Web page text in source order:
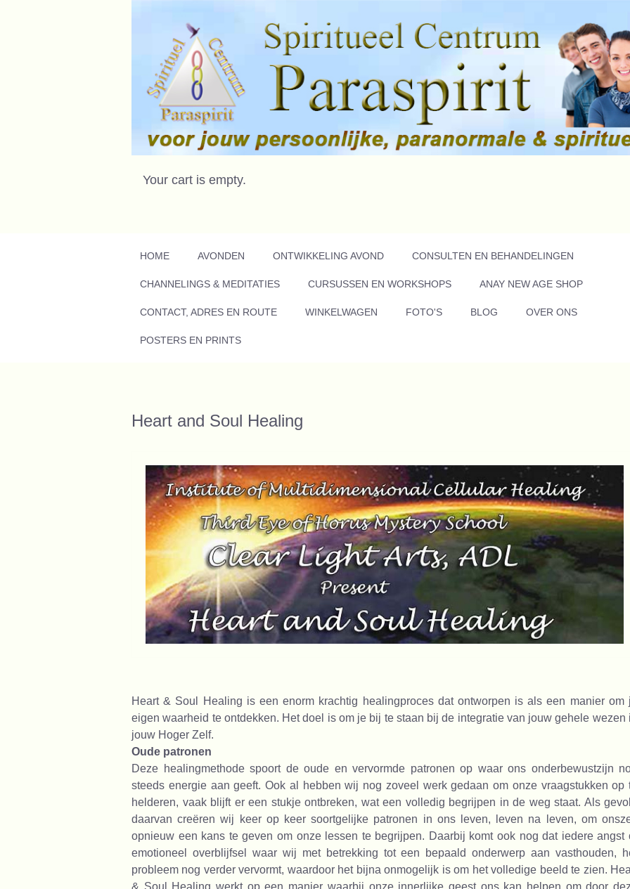
Your cart is empty.
HOME AVONDEN ONTWIKKELING AVOND CONSULTEN EN BEHANDELINGEN
CHANNELINGS & MEDITATIES CURSUSSEN EN WORKSHOPS ANAY NEW AGE SHOP
CONTACT, ADRES EN ROUTE WINKELWAGEN FOTO'S BLOG OVER ONS
POSTERS EN PRINTS
Heart and Soul Healing
Heart & Soul Healing is een enorm krachtig healingproces dat ontworpen is als een manier om
eigen waarheid te ontdekken. Het doel is om je bij te staan bij de integratie van jouw gehele wezen
jouw Hoger Zelf.
Oude patronen
Deze healingmethode spoort de oude en vervormde patronen op waar ons onderbewustzijn
steeds energie aan geeft. Ook al hebben wij nog zoveel werk gedaan om onze vraagstukken op
helderen, vaak blijft er een stukje ontbreken, wat een volledig begrijpen in de weg staat. Als
daarvan creëren wij keer op keer soortgelijke patronen in ons leven, leven na leven, om
opnieuw een kans te geven om onze lessen te begrijpen. Daarbij komt ook nog dat iedere angst
emotioneel overblijfsel waar wij met betrekking tot een bepaald onderwerp aan vasthouden,
probleem nog verder vervormt, waardoor het bijna onmogelijk is om het volledige beeld te zien.
& Soul Healing werkt op een manier waarbij onze innerlijke geest ons kan helpen om door